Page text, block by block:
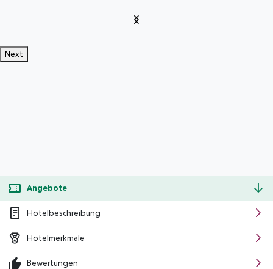
Next
Angebote
Hotelbeschreibung
Hotelmerkmale
Bewertungen